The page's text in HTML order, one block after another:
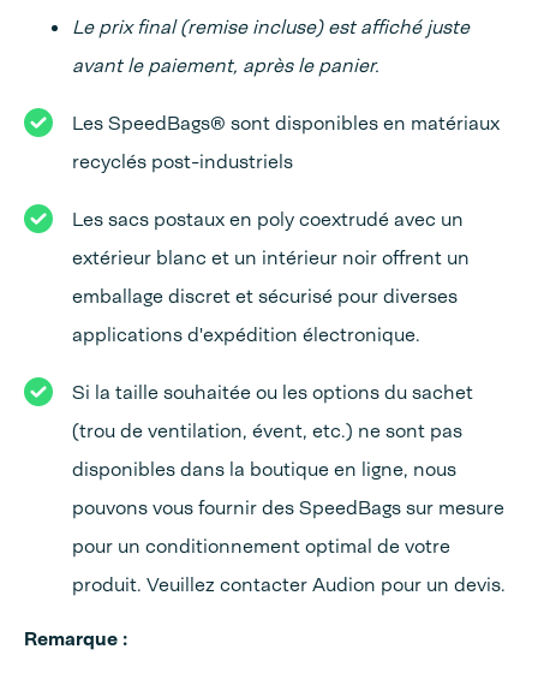
Le prix final (remise incluse) est affiché juste
avant le paiement, après le panier.
Les SpeedBags® sont disponibles en matériaux
recyclés post-industriels
Les sacs postaux en poly coextrudé avec un
extérieur blanc et un intérieur noir offrent un
emballage discret et sécurisé pour diverses
applications d'expédition électronique.
Si la taille souhaitée ou les options du sachet
(trou de ventilation, évent, etc.) ne sont pas
disponibles dans la boutique en ligne, nous
pouvons vous fournir des SpeedBags sur mesure
pour un conditionnement optimal de votre
produit. Veuillez contacter Audion pour un devis.
Remarque :